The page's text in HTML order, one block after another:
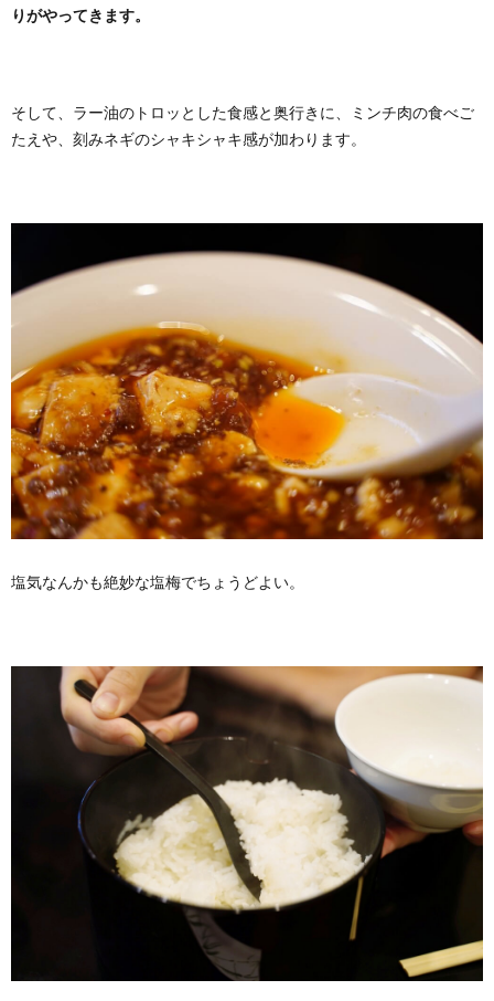
りがやってきます。
そして、ラー油のトロッとした食感と奥行きに、ミンチ肉の食べご
たえや、刻みネギのシャキシャキ感が加わります。
塩気なんかも絶妙な塩梅でちょうどよい。